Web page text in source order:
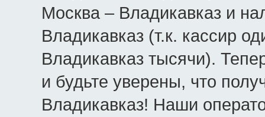
Москва – Владикавказ и
Владикавказ (т.к. кассир
Владикавказ тысячи).
и будьте уверены, что
Владикавказ! Наши